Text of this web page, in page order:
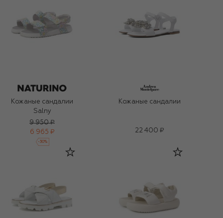
Кожаные сандалии
Salny
9 950 ₽
6 965 ₽
-30%
Кожаные сандалии
22 400 ₽